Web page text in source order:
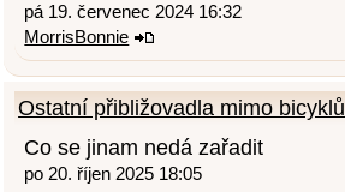
pá 19. červenec 2024 16:32
MorrisBonnie
Ostatní přibližovadla mimo bicyklů
Co se jinam nedá zařadit
po 20. říjen 2025 18:05